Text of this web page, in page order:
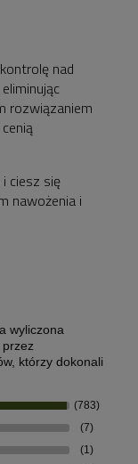
nad
rozwiązaniem
ciesz się
nawożenia i
wyliczona
przez
którzy dokonali
(783)
(7)
(1)